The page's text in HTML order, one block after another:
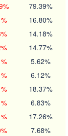
79.39%
16.80%
14.18%
14.77%
5.62%
6.12%
18.37%
6.83%
17.26%
7.68%